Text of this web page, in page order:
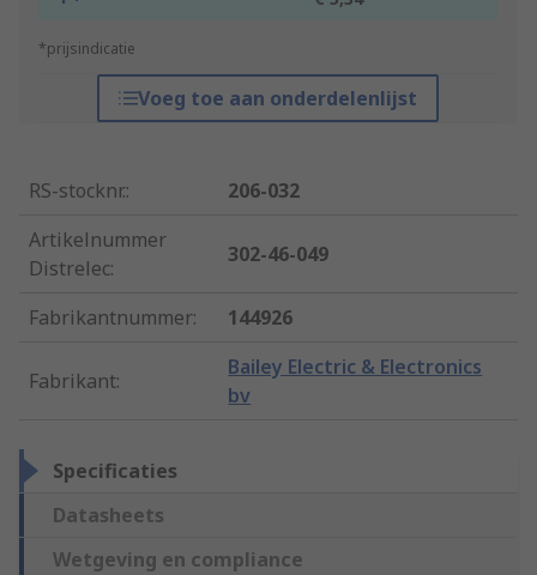
*prijsindicatie
Voeg toe aan onderdelenlijst
RS-stocknr.:
206-032
Artikelnummer
Distrelec:
302-46-049
Fabrikantnummer: 144926
Fabrikant:
Bailey Electric & Electronics
bv
Specificaties
Datasheets
Wetgeving en compliance